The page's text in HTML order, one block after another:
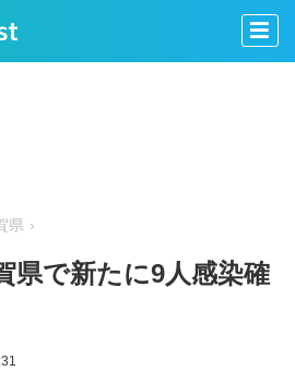
県
県で新たに9人感染確